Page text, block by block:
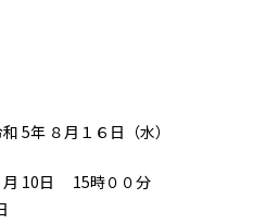
5年 ８月１６日（水）
月 10日 15時００分